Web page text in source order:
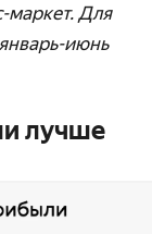
маркет. Для
июнь
лучше